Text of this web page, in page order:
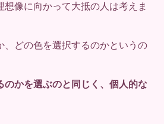
想像に向かって大抵の人は考えま
、どの色を選択するのかというの
のかを選ぶのと同じく、個人的な